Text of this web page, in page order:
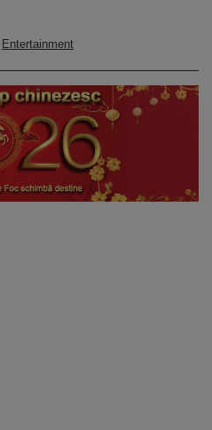
Entertainment